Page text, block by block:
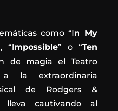
como “In My
“Impossible” o “Ten
de magia el Teatro
a la extraordinaria
de Rodgers &
lleva cautivando al